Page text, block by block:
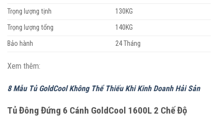
Trọng lượng tịnh
130KG
Trọng lượng tổng
140KG
Bảo hành
24 Tháng
Xem thêm:
8 Mẫu Tủ GoldCool Không Thể Thiếu Khi Kinh Doanh Hải Sản
Tủ Đông Đứng 6 Cánh GoldCool 1600L 2 Chế Độ